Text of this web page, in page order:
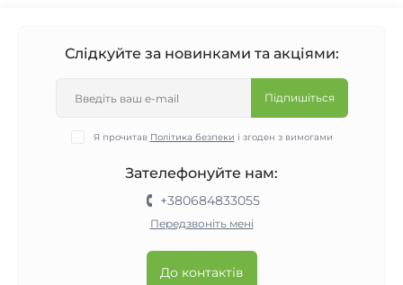
Слідкуйте за новинками та акціями:
Підпишіться
Я прочитав Політика безпеки і згоден з вимогами
Зателефонуйте нам:
+380684833055
Передзвоніть мені
До контактів